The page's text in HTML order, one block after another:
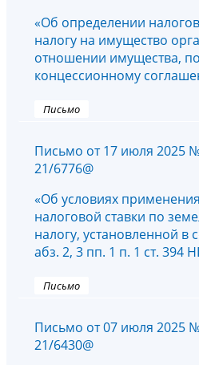
«Об определении
налогу на имущество
отношении имущества,
концессионному
Письмо
Письмо от 17 июля 2025
21/6776@
«Об условиях
налоговой ставки по
налогу, установленной в
абз. 2, 3 пп. 1 п. 1 ст. 394
Письмо
Письмо от 07 июля 2025
21/6430@